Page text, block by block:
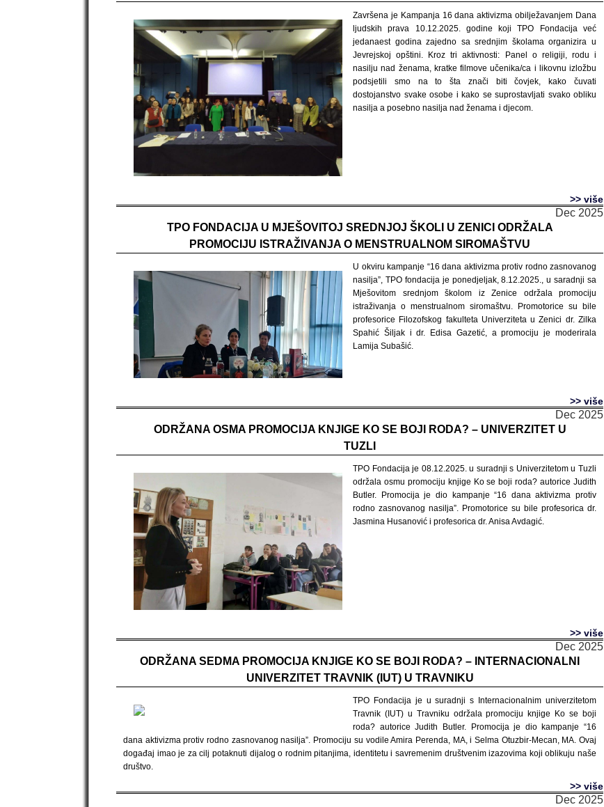
Završena je Kampanja 16 dana aktivizma obilježavanjem Dana
ljudskih prava 10.12.2025. godine koji TPO Fondacija već
jedanaest godina zajedno sa srednjim školama organizira u
Jevrejskoj opštini. Kroz tri aktivnosti: Panel o religiji, rodu i
nasilju nad ženama, kratke filmove učenika/ca i likovnu izložbu
podsjetili smo na to šta znači biti čovjek, kako čuvati
dostojanstvo svake osobe i kako se suprostavljati svako obliku
nasilja a posebno nasilja nad ženama i djecom.
>> više
Dec 2025
TPO FONDACIJA U MJEŠOVITOJ SREDNJOJ ŠKOLI U ZENICI ODRŽALA
PROMOCIJU ISTRAŽIVANJA O MENSTRUALNOM SIROMAŠTVU
U okviru kampanje “16 dana aktivizma protiv rodno zasnovanog
nasilja”, TPO fondacija je ponedjeljak, 8.12.2025., u saradnji sa
Mješovitom srednjom školom iz Zenice održala promociju
istraživanja o menstrualnom siromaštvu. Promotorice su bile
profesorice Filozofskog fakulteta Univerziteta u Zenici dr. Zilka
Spahić Šiljak i dr. Edisa Gazetić, a promociju je moderirala
Lamija Subašić.
>> više
Dec 2025
ODRŽANA OSMA PROMOCIJA KNJIGE KO SE BOJI RODA? – UNIVERZITET U
TUZLI
TPO Fondacija je 08.12.2025. u suradnji s Univerzitetom u Tuzli
održala osmu promociju knjige Ko se boji roda? autorice Judith
Butler. Promocija je dio kampanje “16 dana aktivizma protiv
rodno zasnovanog nasilja”. Promotorice su bile profesorica dr.
Jasmina Husanović i profesorica dr. Anisa Avdagić.
>> više
Dec 2025
ODRŽANA SEDMA PROMOCIJA KNJIGE KO SE BOJI RODA? – INTERNACIONALNI
UNIVERZITET TRAVNIK (IUT) U TRAVNIKU
TPO Fondacija je u suradnji s Internacionalnim univerzitetom
Travnik (IUT) u Travniku održala promociju knjige Ko se boji
roda? autorice Judith Butler. Promocija je dio kampanje “16
dana aktivizma protiv rodno zasnovanog nasilja”. Promociju su vodile Amira Perenda, MA, i Selma Otuzbir-Mecan, MA. Ovaj
događaj imao je za cilj potaknuti dijalog o rodnim pitanjima, identitetu i savremenim društvenim izazovima koji oblikuju naše
društvo.
>> više
Dec 2025